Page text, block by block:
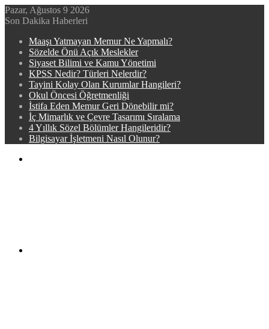
Pazar, Ağustos 9 2026
Son Dakika Haberleri
Maaşı Yatmayan Memur Ne Yapmalı?
Sözelde Önü Açık Meslekler
Siyaset Bilimi ve Kamu Yönetimi
KPSS Nedir? Türleri Nelerdir?
Tayini Kolay Olan Kurumlar Hangileri?
Okul Öncesi Öğretmenliği
İstifa Eden Memur Geri Dönebilir mi?
İç Mimarlık ve Çevre Tasarımı Sıralama
4 Yıllık Sözel Bölümler Hangileridir?
Bilgisayar İşletmeni Nasıl Olunur?